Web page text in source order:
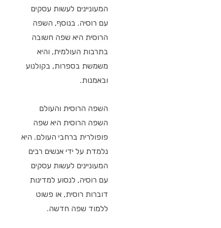
המעוניינים לעשות עסקים
עם רוסיה. בנוסף, השפה
הרוסית היא שפה חשובה
בתרבות העולמית, והיא
משמשת בספרות, בקולנוע
ובאמנות.
השפה הרוסית והעולם
השפה הרוסית היא שפה
פופולרית ברחבי העולם. היא
נלמדת על ידי אנשים רבים
המעוניינים לעשות עסקים
עם רוסיה, לנסוע למדינות
דוברות רוסית, או פשוט
ללמוד שפה חדשה.